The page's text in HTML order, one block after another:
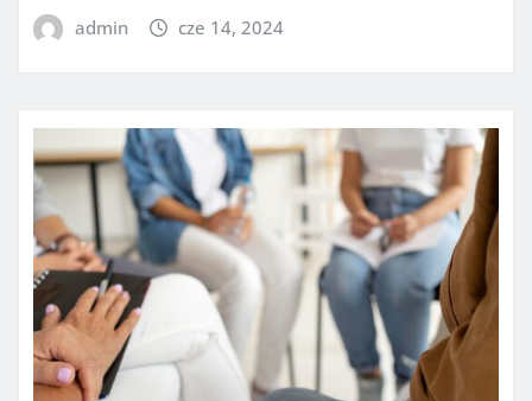
admin cze 14, 2024